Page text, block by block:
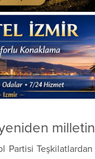
milletin
Partisi Teşkilatlardan